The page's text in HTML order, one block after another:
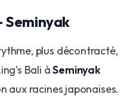
Seminyak
plus décontracté,
Bali àSeminyak
aux racines japonaises.